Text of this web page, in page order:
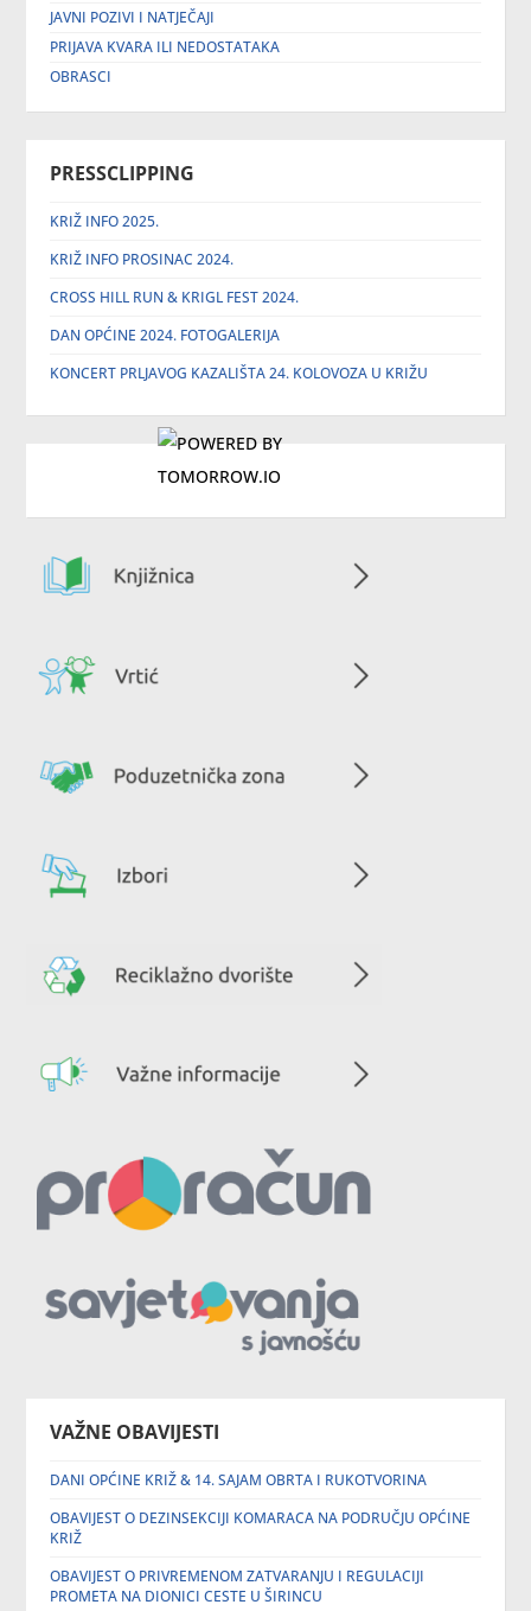
JAVNI POZIVI I NATJEČAJI
PRIJAVA KVARA ILI NEDOSTATAKA
OBRASCI
PRESSCLIPPING
KRIŽ INFO 2025.
KRIŽ INFO PROSINAC 2024.
CROSS HILL RUN & KRIGL FEST 2024.
DAN OPĆINE 2024. FOTOGALERIJA
KONCERT PRLJAVOG KAZALIŠTA 24. KOLOVOZA U KRIŽU
VAŽNE OBAVIJESTI
DANI OPĆINE KRIŽ & 14. SAJAM OBRTA I RUKOTVORINA
OBAVIJEST O DEZINSEKCIJI KOMARACA NA PODRUČJU OPĆINE
KRIŽ
OBAVIJEST O PRIVREMENOM ZATVARANJU I REGULACIJI
PROMETA NA DIONICI CESTE U ŠIRINCU